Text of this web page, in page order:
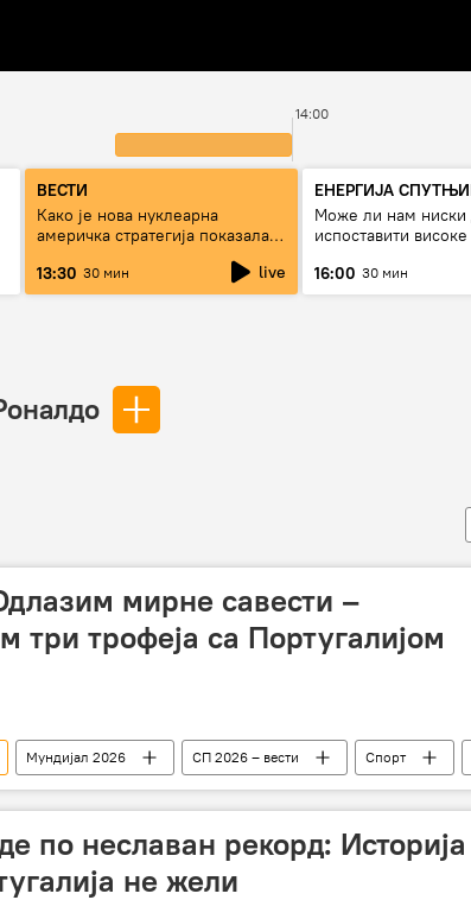
14:00
ВЕСТИ
Како је нова нуклеарна
америчка стратегија показала
13:30 30 мин live
ЕНЕРГИЈА
Може ли нам ниски
испоставити
16:00 30 мин
мирне савести –
три трофеја са Португалијом
Мундијал 2026 СП 2026 – вести Спорт
по неславан рекорд: Историја
не жели